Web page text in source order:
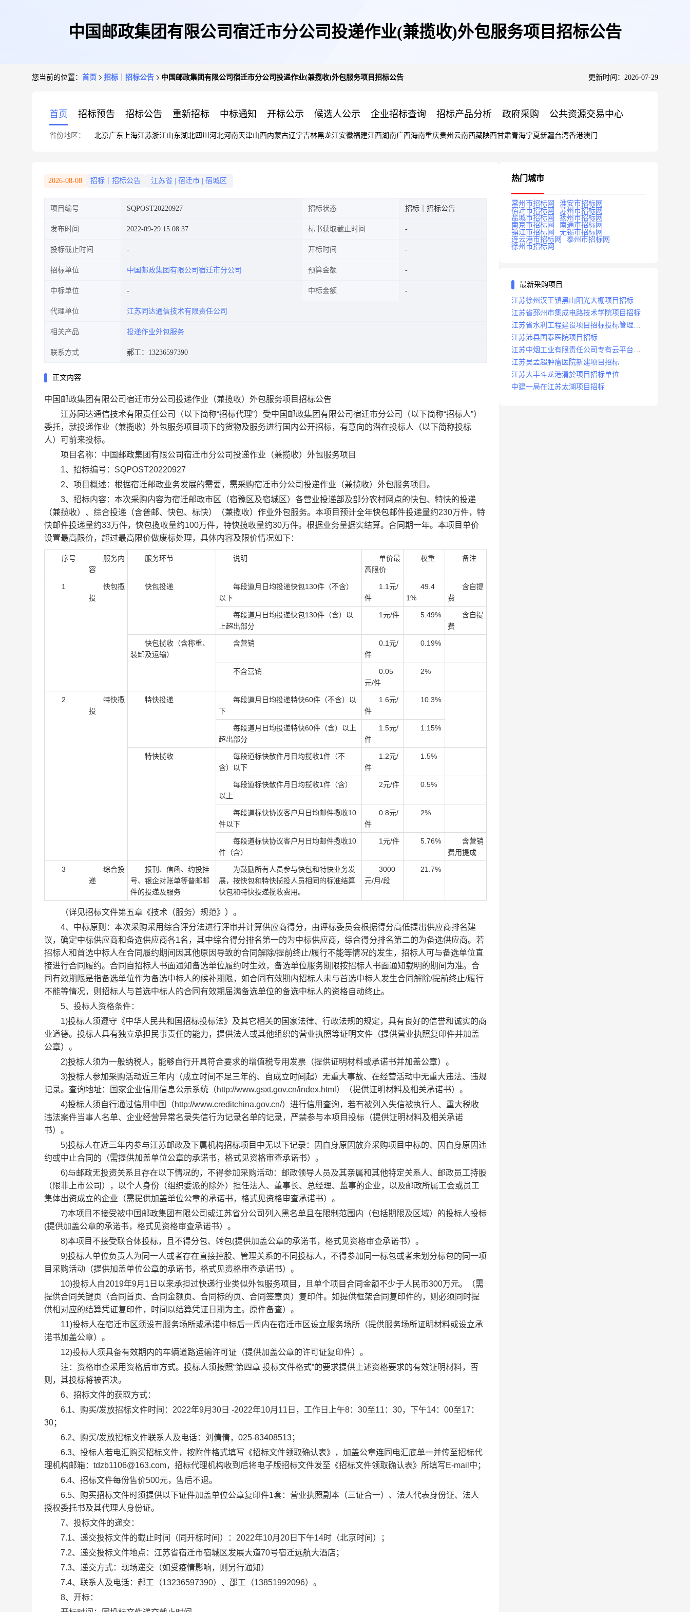
中国邮政集团有限公司宿迁市分公司投递作业(兼揽收)外包服务项目招标公告
您当前的位置： 首页 招标｜招标公告 中国邮政集团有限公司宿迁市分公司投递作业(兼揽收)外包服务项目招标公告 更新时间：2026-07-29
首页 招标预告 招标公告 重新招标 中标通知 开标公示 候选人公示 企业招标查询 招标产品分析 政府采购 公共资源交易中心
省份地区： 北京广东 上海江苏浙江山东湖北四川 河北河南天津山西内蒙古辽宁吉林黑龙江安徽福建江西湖南广西海南重庆贵州 云南西藏陕西甘肃青海宁夏新疆台湾香港澳门
2026-08-08 招标｜招标公告 江苏省 宿迁市 宿城区
项目编号 SQPOST20220927 招标状态 招标｜招标公告
发布时间 2022-09-29 15:08:37 标书获取截止时间
投标截止时间 开标时间
招标单位 中国邮政集团有限公司宿迁市分公司 预算金额
中标单位 中标金额
代理单位 江苏同达通信技术有限责任公司
相关产品 投递作业外包服务
联系方式 郝工：13236597390
正文内容
中国邮政集团有限公司宿迁市分公司投递作业（兼揽收）外包服务项目招标公告
江苏同达通信技术有限责任公司（以下简称“招标代理”）受中国邮政集团有限公司宿迁市分公司（以下简称“招标人”）
委托，就投递作业（兼揽收）外包服务项目项下的货物及服务进行国内公开招标，有意向的潜在投标人（以下简称投标
人）可前来投标。
项目名称：中国邮政集团有限公司宿迁市分公司投递作业（兼揽收）外包服务项目
1、招标编号：SQPOST20220927
2、项目概述：根据宿迁邮政业务发展的需要，需采购宿迁市分公司投递作业（兼揽收）外包服务项目。
3、招标内容：本次采购内容为宿迁邮政市区（宿豫区及宿城区）各营业投递部及部分农村网点的快包、特快的投递
（兼揽收）、综合投递（含普邮、快包、标快）（兼揽收）作业外包服务。本项目预计全年快包邮件投递量约230万件，特
快邮件投递量约33万件，快包揽收量约100万件，特快揽收量约30万件。根据业务量据实结算。合同期一年。本项目单价
设置最高限价，超过最高限价做废标处理，具体内容及限价情况如下：
序号
服务内
容
服务环节 说明
单价最
高限价
权重 备注
1
快包揽
投
快包投递
每段道月日均投递快包130件（不含）
以下
1.1元/
件
49.4
1%
含自提
费
每段道月日均投递快包130件（含）以
上超出部分
1元/件 5.49%
含自提
费
快包揽收（含称重、
装卸及运输）
含营销
0.1元/
件
0.19%
不含营销
0.05
元/件
2%
2
特快揽
投
特快投递
每段道月日均投递特快60件（不含）以
下
1.6元/
件
10.3%
每段道月日均投递特快60件（含）以上
超出部分
1.5元/
件
1.15%
特快揽收
每段道标快散件月日均揽收1件（不
含）以下
1.2元/
件
1.5%
每段道标快散件月日均揽收1件（含）
以上
2元/件 0.5%
每段道标快协议客户月日均邮件揽收10
件以下
0.8元/
件
2%
每段道标快协议客户月日均邮件揽收10
件（含）
1元/件 5.76%
含营销
费用提成
3
综合投
递
报刊、信函、约投挂
号、银企对账单等普邮邮
件的投递及服务
为鼓励所有人员参与快包和特快业务发
展，按快包和特快揽投人员相同的标准结算
快包和特快投递揽收费用。
3000
元/月/段
21.7%
（详见招标文件第五章《技术（服务）规范》）。
4、中标原则：本次采购采用综合评分法进行评审并计算供应商得分，由评标委员会根据得分高低提出供应商排名建
议，确定中标供应商和备选供应商各1名，其中综合得分排名第一的为中标供应商，综合得分排名第二的为备选供应商。若
招标人和首选中标人在合同履约期间因其他原因导致的合同解除/提前终止/履行不能等情况的发生，招标人可与备选单位直
接进行合同履约。合同自招标人书面通知备选单位履约时生效，备选单位服务期限按招标人书面通知载明的期间为准。合
同有效期限是指备选单位作为备选中标人的候补期限，如合同有效期内招标人未与首选中标人发生合同解除/提前终止/履行
不能等情况，则招标人与首选中标人的合同有效期届满备选单位的备选中标人的资格自动终止。
5、投标人资格条件：
1)投标人须遵守《中华人民共和国招标投标法》及其它相关的国家法律、行政法规的规定，具有良好的信誉和诚实的商
业道德。投标人具有独立承担民事责任的能力，提供法人或其他组织的营业执照等证明文件（提供营业执照复印件并加盖
公章）。
2)投标人须为一般纳税人，能够自行开具符合要求的增值税专用发票（提供证明材料或承诺书并加盖公章）。
3)投标人参加采购活动近三年内（成立时间不足三年的、自成立时间起）无重大事故、在经营活动中无重大违法、违规
记录。查询地址：国家企业信用信息公示系统（http://www.gsxt.gov.cn/index.html）（提供证明材料及相关承诺书）。
4)投标人须自行通过信用中国（http://www.creditchina.gov.cn/）进行信用查询，若有被列入失信被执行人、重大税收
违法案件当事人名单、企业经营异常名录失信行为记录名单的记录，严禁参与本项目投标（提供证明材料及相关承诺
书）。
5)投标人在近三年内参与江苏邮政及下属机构招标项目中无以下记录：因自身原因放弃采购项目中标的、因自身原因违
约或中止合同的（需提供加盖单位公章的承诺书，格式见资格审查承诺书）。
6)与邮政无投资关系且存在以下情况的，不得参加采购活动：邮政领导人员及其亲属和其他特定关系人、邮政员工持股
（限非上市公司），以个人身份（组织委派的除外）担任法人、董事长、总经理、监事的企业，以及邮政所属工会或员工
集体出资成立的企业（需提供加盖单位公章的承诺书，格式见资格审查承诺书）。
7)本项目不接受被中国邮政集团有限公司或江苏省分公司列入黑名单且在限制范围内（包括期限及区域）的投标人投标
(提供加盖公章的承诺书，格式见资格审查承诺书）。
8)本项目不接受联合体投标，且不得分包、转包(提供加盖公章的承诺书，格式见资格审查承诺书）。
9)投标人单位负责人为同一人或者存在直接控股、管理关系的不同投标人，不得参加同一标包或者未划分标包的同一项
目采购活动（提供加盖单位公章的承诺书，格式见资格审查承诺书）。
10)投标人自2019年9月1日以来承担过快递行业类似外包服务项目，且单个项目合同金额不少于人民币300万元。（需
提供合同关键页（合同首页、合同金额页、合同标的页、合同签章页）复印件。如提供框架合同复印件的，则必须同时提
供相对应的结算凭证复印件，时间以结算凭证日期为主。原件备查）。
11)投标人在宿迁市区须设有服务场所或承诺中标后一周内在宿迁市区设立服务场所（提供服务场所证明材料或设立承
诺书加盖公章）。
12)投标人须具备有效期内的车辆道路运输许可证（提供加盖公章的许可证复印件）。
注：资格审查采用资格后审方式。投标人须按照“第四章 投标文件格式”的要求提供上述资格要求的有效证明材料，否
则，其投标将被否决。
6、招标文件的获取方式：
6.1、购买/发放招标文件时间：2022年9月30日 -2022年10月11日，工作日上午8：30至11：30，下午14：00至17：
30；
6.2、购买/发放招标文件联系人及电话：刘倩倩，025-83408513；
6.3、投标人若电汇购买招标文件，按附件格式填写《招标文件领取确认表》，加盖公章连同电汇底单一并传至招标代
理机构邮箱：tdzb1106@163.com，招标代理机构收到后将电子版招标文件发至《招标文件领取确认表》所填写E-mail中；
6.4、招标文件每份售价500元，售后不退。
6.5、购买招标文件时须提供以下证件加盖单位公章复印件1套：营业执照副本（三证合一）、法人代表身份证、法人
授权委托书及其代理人身份证。
7、投标文件的递交：
7.1、递交投标文件的截止时间（同开标时间）：2022年10月20日下午14时（北京时间）；
7.2、递交投标文件地点：江苏省宿迁市宿城区发展大道70号宿迁远航大酒店；
7.3、递交方式：现场递交（如受疫情影响，则另行通知）
7.4、联系人及电话：郝工（13236597390）、邵工（13851992096）。
8、开标：
热门城市
常州市招标网
淮安市招标网
宿迁市招标网
苏州市招标网
盐城市招标网
扬州市招标网
南京市招标网
南通市招标网
镇江市招标网
无锡市招标网
连云港市招标网
泰州市招标网
徐州市招标网
最新采购项目
江苏徐州汉王镇黑山阳光大棚项目招标
江苏省邳州市集成电路技术学院项目招标
江苏省水利工程建设项目招标投标管理办
法
江苏沛县国泰医院项目招标
江苏中烟工业有限责任公司专有云平台扩
容项目招标
江苏吴孟超肿瘤医院新建项目招标
江苏大丰斗龙港清於项目招标单位
中建一局在江苏太湖项目招标